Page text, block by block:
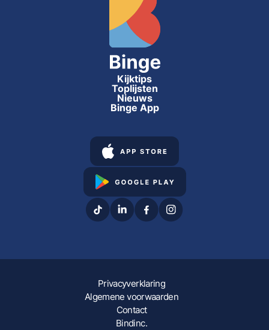
Kijktips
Toplijsten
Nieuws
Binge App
Privacyverklaring
Algemene voorwaarden
Contact
Bindinc.